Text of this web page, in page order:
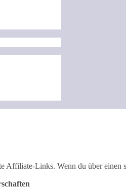
Affiliate-Links. Wenn du über